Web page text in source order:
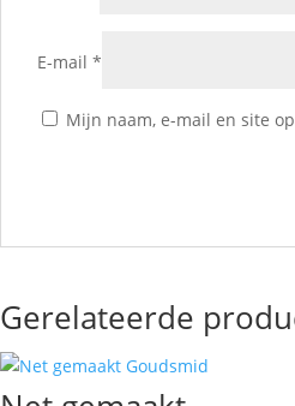
E-mail*
Mijn naam, e-mail en site
Gerelateerde